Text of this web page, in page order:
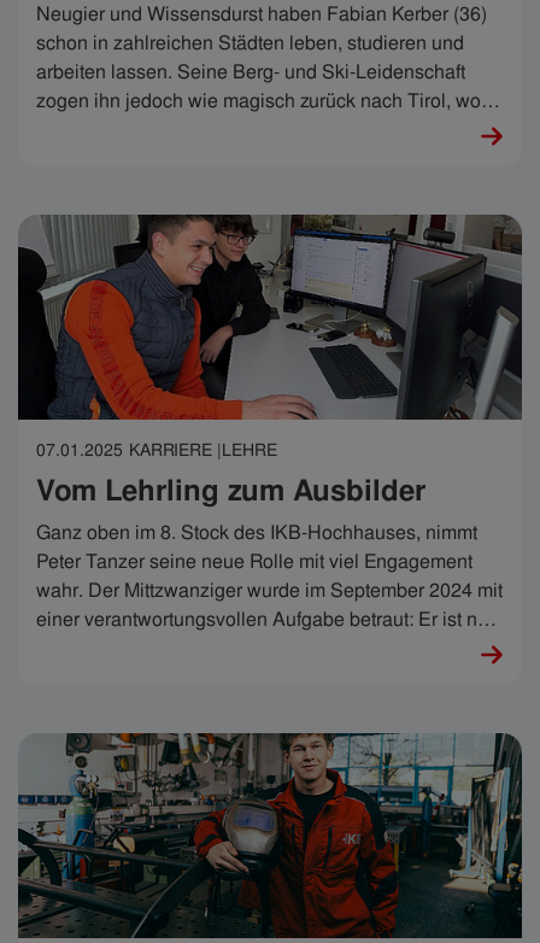
Neugier und Wissensdurst haben Fabian Kerber (36)
schon in zahlreichen Städten leben, studieren und
arbeiten lassen. Seine Berg- und Ski-Leidenschaft
zogen ihn jedoch wie magisch zurück nach Tirol, wo er
07.01.2025 KARRIERE |LEHRE
Vom Lehrling zum Ausbilder
Ganz oben im 8. Stock des IKB-Hochhauses, nimmt
Peter Tanzer seine neue Rolle mit viel Engagement
wahr. Der Mittzwanziger wurde im September 2024 mit
einer verantwortungsvollen Aufgabe betraut: Er ist nun